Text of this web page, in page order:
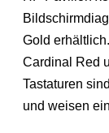
Gold
Cardinal Red
Tastaturen
und weisen